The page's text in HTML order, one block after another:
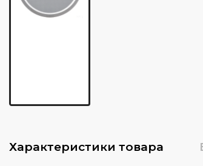
Характеристики товара